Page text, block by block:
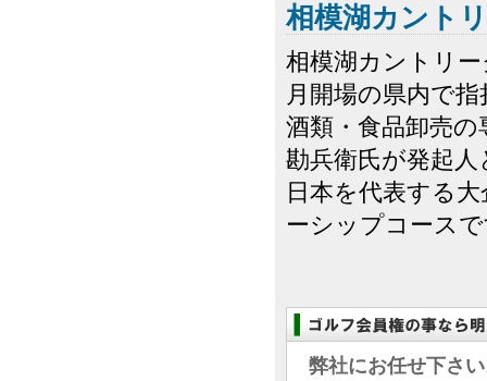
相模湖カント
相模湖カントリ
月開場の県内で
酒類・食品卸売
勘兵衛氏が発起
日本を代表する
ーシップコース
弊社にお任せ下さ